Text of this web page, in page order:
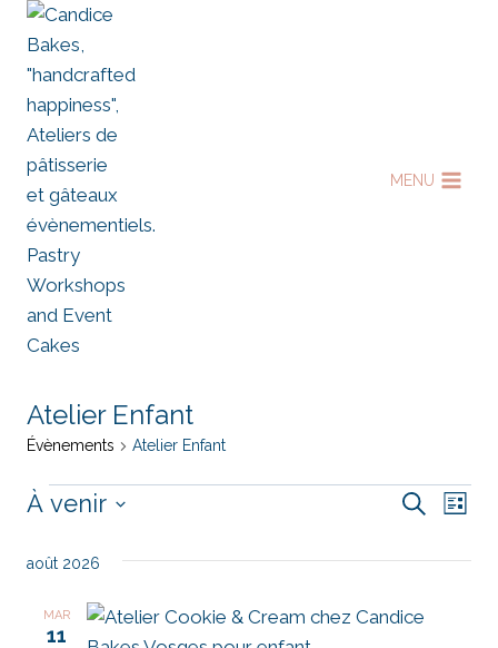
Aller
contenu
MENU
Atelier Enfant
Évènements Atelier Enfant
Évènements
et
Recherche
Liste
À venir
une
août 2026
MAR
11